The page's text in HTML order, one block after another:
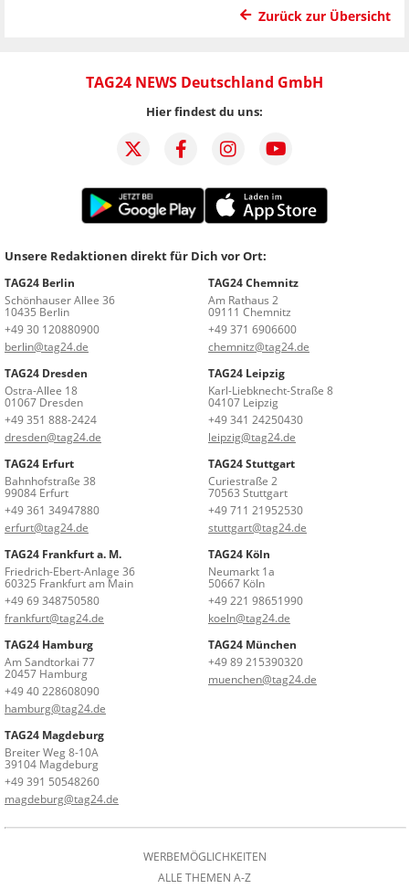
Zurück zur Übersicht
TAG24 NEWS Deutschland GmbH
Hier findest du uns:
Unsere Redaktionen direkt für Dich vor Ort:
TAG24 Berlin
Schönhauser Allee 36
10435 Berlin
+49 30 120880900
berlin@tag24.de
TAG24 Chemnitz
Am Rathaus 2
09111 Chemnitz
+49 371 6906600
chemnitz@tag24.de
TAG24 Dresden
Ostra-Allee 18
01067 Dresden
+49 351 888-2424
dresden@tag24.de
TAG24 Leipzig
Karl-Liebknecht-Straße 8
04107 Leipzig
+49 341 24250430
leipzig@tag24.de
TAG24 Erfurt
Bahnhofstraße 38
99084 Erfurt
+49 361 34947880
erfurt@tag24.de
TAG24 Stuttgart
Curiestraße 2
70563 Stuttgart
+49 711 21952530
stuttgart@tag24.de
TAG24 Frankfurt a. M.
Friedrich-Ebert-Anlage 36
60325 Frankfurt am Main
+49 69 348750580
frankfurt@tag24.de
TAG24 Köln
Neumarkt 1a
50667 Köln
+49 221 98651990
koeln@tag24.de
TAG24 Hamburg
Am Sandtorkai 77
20457 Hamburg
+49 40 228608090
hamburg@tag24.de
TAG24 München
+49 89 215390320
muenchen@tag24.de
TAG24 Magdeburg
Breiter Weg 8-10A
39104 Magdeburg
+49 391 50548260
magdeburg@tag24.de
WERBEMÖGLICHKEITEN
ALLE THEMEN A-Z